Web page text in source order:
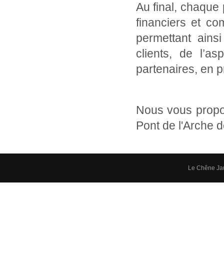
Au final,
financiers et
permettant
clients, de
partenaires, en
Nous vous
Pont de l'Arche
Le Chêne